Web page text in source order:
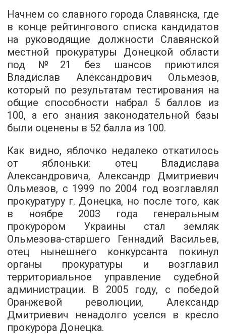
Начнем со славного города Славянска, где
в конце рейтингового списка кандидатов
на руководящие должности Славянской
местной прокуратуры Донецкой области
под №21 без шансов приютился
Владислав Александрович Ольмезов,
который по результатам тестирования на
общие способности набрал 5 баллов из
100, а его знания законодательной базы
были оценены в 52 балла из 100.
Как видно, яблочко недалеко откатилось
от яблоньки: отец Владислава
Александровича, Александр Дмитриевич
Ольмезов, с 1999 по 2004 год возглавлял
прокуратуру г. Донецка, но после того, как
в ноябре 2003 года генеральным
прокурором Украины стал земляк
Ольмезова-старшего Геннадий Васильев,
отец нынешнего конкурсанта покинул
органы прокуратуры и возглавил
территориальное управление судебной
администрации. В 2005 году, с победой
Оранжевой революции, Александр
Дмитриевич ненадолго уселся в кресло
прокурора Донецка.